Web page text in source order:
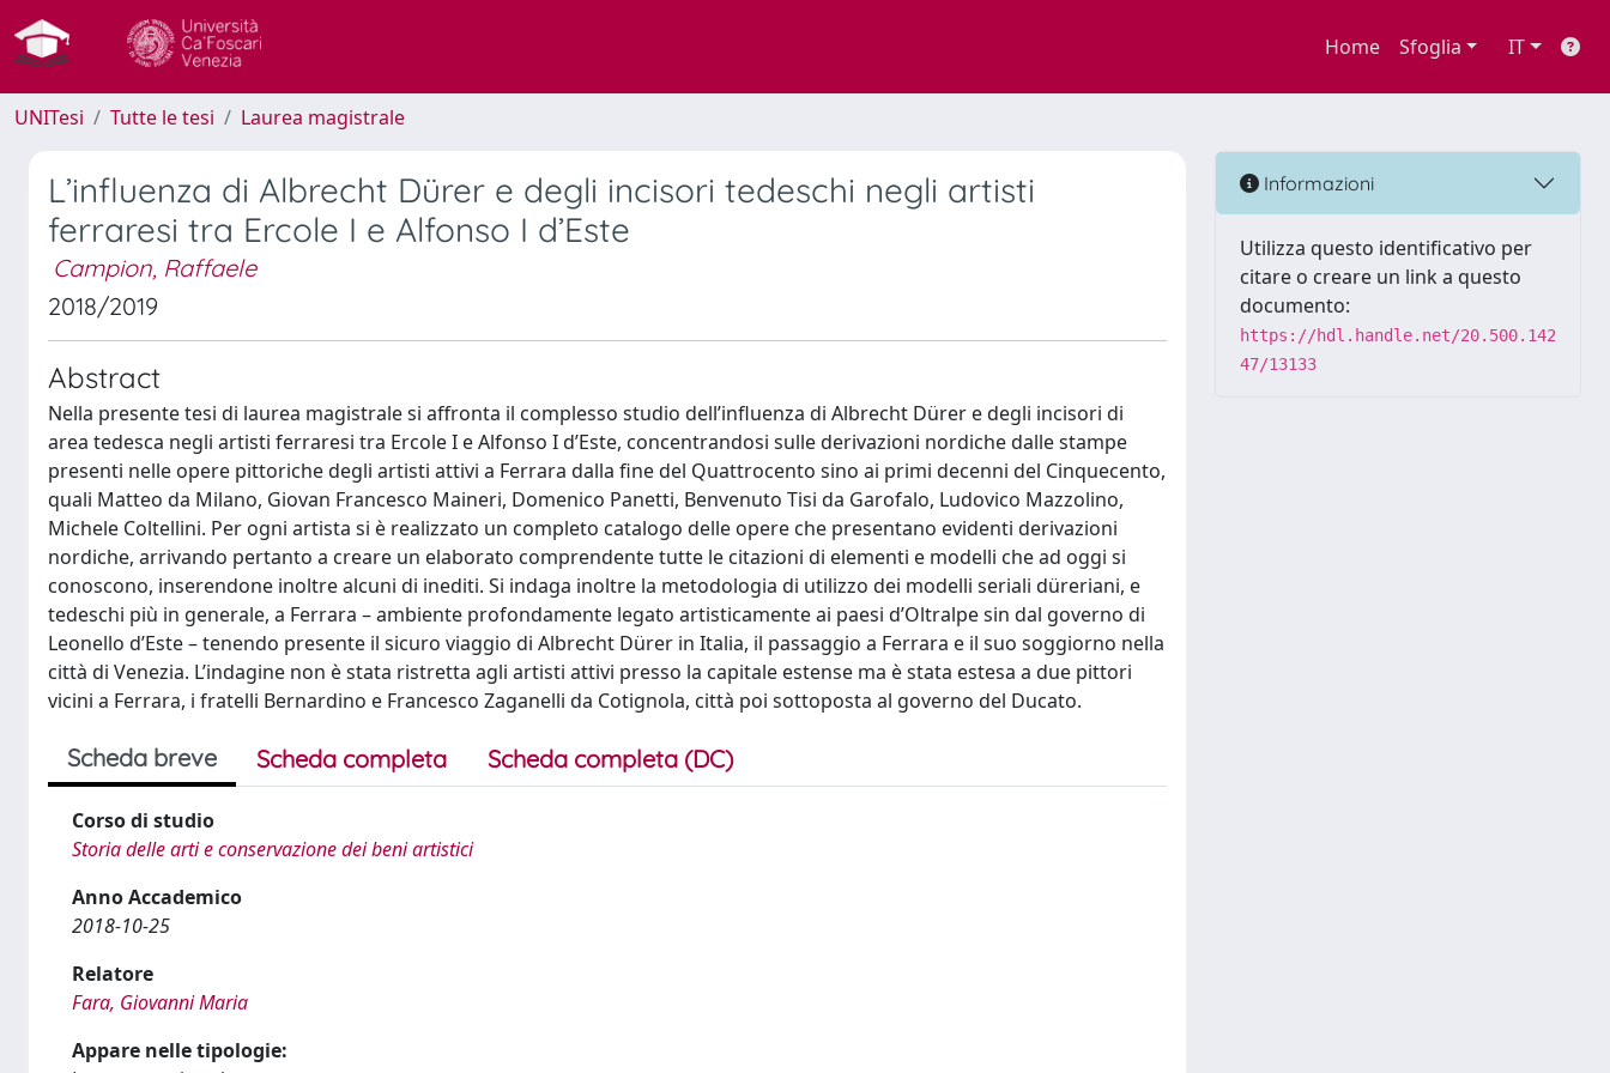
Home Sfoglia IT
UNITesi Tutte le tesi Laurea magistrale
L’influenza di Albrecht Dürer e degli incisori tedeschi negli artisti
ferraresi tra Ercole I e Alfonso I d’Este
Campion, Raffaele
2018/2019
Abstract
Nella presente tesi di laurea magistrale si affronta il complesso studio dell’influenza di Albrecht Dürer e degli incisori di
area tedesca negli artisti ferraresi tra Ercole I e Alfonso I d’Este, concentrandosi sulle derivazioni nordiche dalle stampe
presenti nelle opere pittoriche degli artisti attivi a Ferrara dalla fine del Quattrocento sino ai primi decenni del Cinquecento,
quali Matteo da Milano, Giovan Francesco Maineri, Domenico Panetti, Benvenuto Tisi da Garofalo, Ludovico Mazzolino,
Michele Coltellini. Per ogni artista si è realizzato un completo catalogo delle opere che presentano evidenti derivazioni
nordiche, arrivando pertanto a creare un elaborato comprendente tutte le citazioni di elementi e modelli che ad oggi si
conoscono, inserendone inoltre alcuni di inediti. Si indaga inoltre la metodologia di utilizzo dei modelli seriali düreriani, e
tedeschi più in generale, a Ferrara – ambiente profondamente legato artisticamente ai paesi d’Oltralpe sin dal governo di
Leonello d’Este – tenendo presente il sicuro viaggio di Albrecht Dürer in Italia, il passaggio a Ferrara e il suo soggiorno nella
città di Venezia. L’indagine non è stata ristretta agli artisti attivi presso la capitale estense ma è stata estesa a due pittori
vicini a Ferrara, i fratelli Bernardino e Francesco Zaganelli da Cotignola, città poi sottoposta al governo del Ducato.
Scheda breve Scheda completa Scheda completa (DC)
Corso di studio
Storia delle arti e conservazione dei beni artistici
Anno Accademico
2018-10-25
Relatore
Fara, Giovanni Maria
Appare nelle tipologie:
Informazioni
Utilizza questo identificativo per
citare o creare un link a questo
documento:
https://hdl.handle.net/20.500.142
47/13133